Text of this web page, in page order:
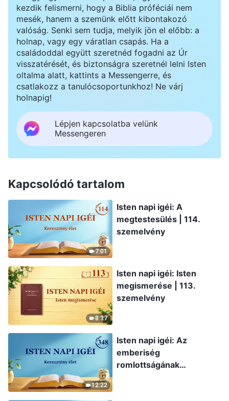
kezdik felismerni, hogy a Biblia próféciái nem
mesék, hanem a szemünk előtt kibontakozó
valóság. Senki sem tudja, melyik jön el előbb: a
holnap, vagy egy váratlan csapás. Ha a
családoddal együtt szeretnéd fogadni az Úr
visszatérését, és biztonságra szeretnél lelni Isten
oltalma alatt, kattints a Messengerre, és
csatlakozz a tanulócsoportunkhoz! Ne várj
holnapig!
Lépjen kapcsolatba velünk
Messengeren
Kapcsolódó tartalom
7:01
Isten napi igéi: A
megtestesülés | 114.
szemelvény
8:37
Isten napi igéi: Isten
megismerése | 113.
szemelvény
12:22
Isten napi igéi: Az
emberiség
romlottságának